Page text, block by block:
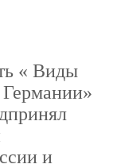
« Виды
и